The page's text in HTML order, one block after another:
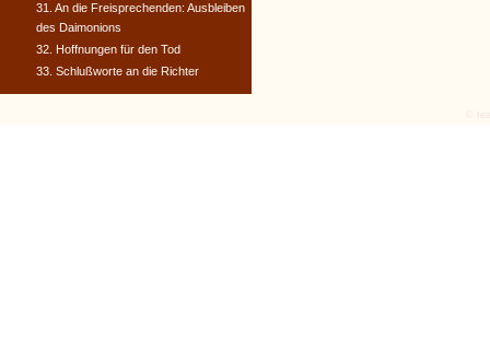
31. An die Freisprechenden: Ausbleiben
des Daimonions
32. Hoffnungen für den Tod
33. Schlußworte an die Richter